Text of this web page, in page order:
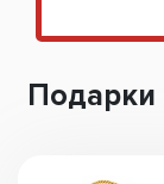
Подарки